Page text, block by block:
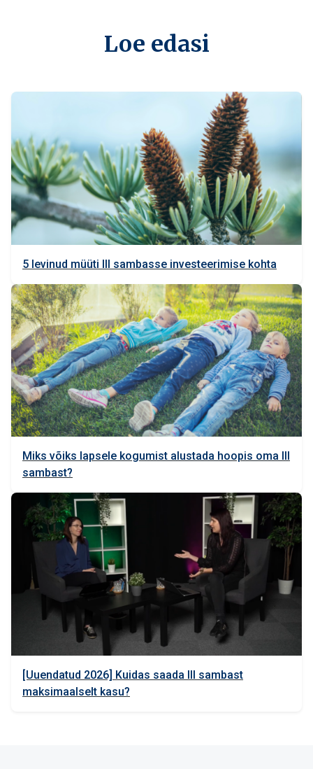
Loe edasi
5 levinud müüti III sambasse investeerimise kohta
Miks võiks lapsele kogumist alustada hoopis oma III
sambast?
[Uuendatud 2026] Kuidas saada III sambast
maksimaalselt kasu?